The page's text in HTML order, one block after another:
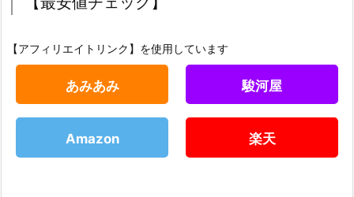
【アフィリエイトリンク】を使用しています
あみあみ 駿河屋
Amazon 楽天